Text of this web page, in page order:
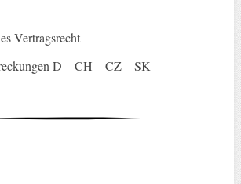
Vertragsrecht
D – CH – CZ – SK